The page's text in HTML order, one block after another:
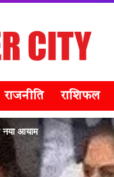
राजनीति राशिफल
नया आयाम